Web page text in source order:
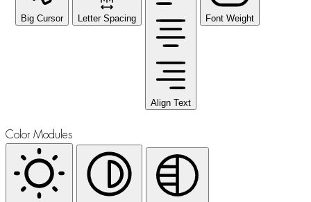
Big Cursor Letter Spacing
Align Text
Font Weight
Color Modules